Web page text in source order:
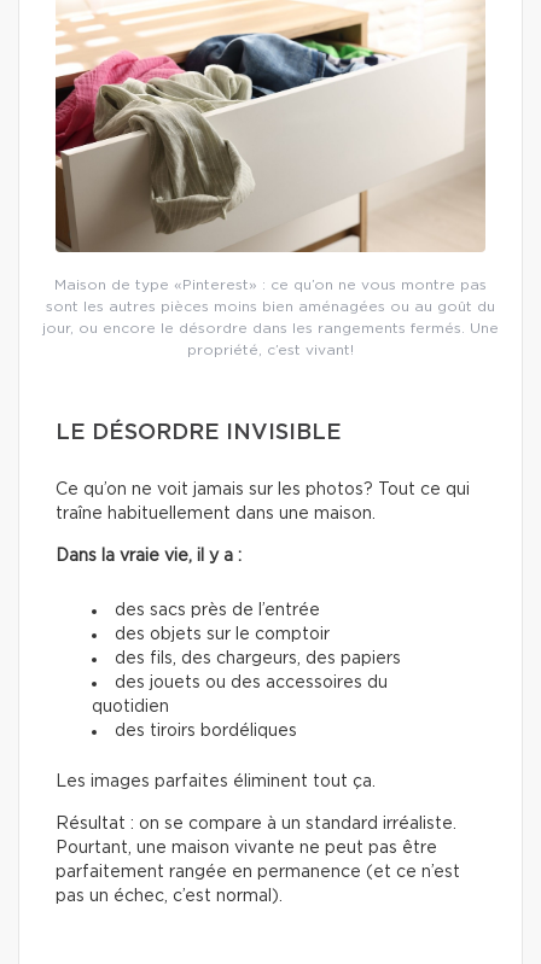
Maison de type «Pinterest» : ce qu’on ne vous montre pas
sont les autres pièces moins bien aménagées ou au goût du
jour, ou encore le désordre dans les rangements fermés. Une
propriété, c’est vivant!
LE DÉSORDRE INVISIBLE
Ce qu’on ne voit jamais sur les photos? Tout ce qui
traîne habituellement dans une maison.
Dans la vraie vie, il y a :
des sacs près de l’entrée
des objets sur le comptoir
des fils, des chargeurs, des papiers
des jouets ou des accessoires du
quotidien
des tiroirs bordéliques
Les images parfaites éliminent tout ça.
Résultat : on se compare à un standard irréaliste.
Pourtant, une maison vivante ne peut pas être
parfaitement rangée en permanence (et ce n’est
pas un échec, c’est normal).